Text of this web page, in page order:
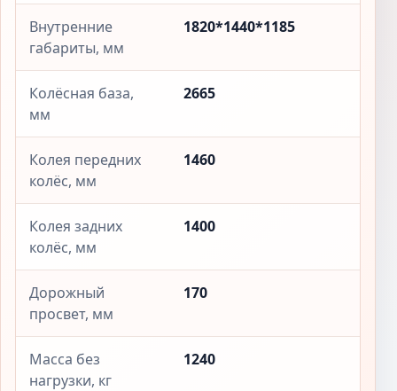
Внутренние
габариты, мм
1820*1440*1185
Колёсная база,
мм
2665
Колея передних
колёс, мм
1460
Колея задних
колёс, мм
1400
Дорожный
просвет, мм
170
Масса без
нагрузки, кг
1240